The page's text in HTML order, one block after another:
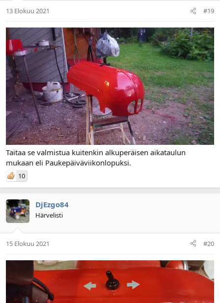
13 Elokuu 2021 #19
Taitaa se valmistua kuitenkin alkuperäisen aikataulun
mukaan eli Paukepäiväviikonlopuksi.
10
DjEzgo84
Härvelisti
15 Elokuu 2021 #20